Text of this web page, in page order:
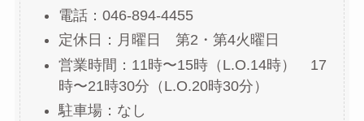
電話：046-894-4455
定休日：月曜日 第2・第4火曜日
営業時間：11時〜15時（L.O.14時） 17
時〜21時30分（L.O.20時30分）
駐車場：なし